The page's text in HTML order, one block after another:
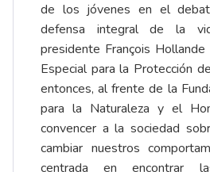
de los jóvenes en el
defensa integral de la
presidente François
Especial para la Protección
entonces, al frente de la
para la Naturaleza y el
convencer a la sociedad
cambiar nuestros
centrada en encontrar